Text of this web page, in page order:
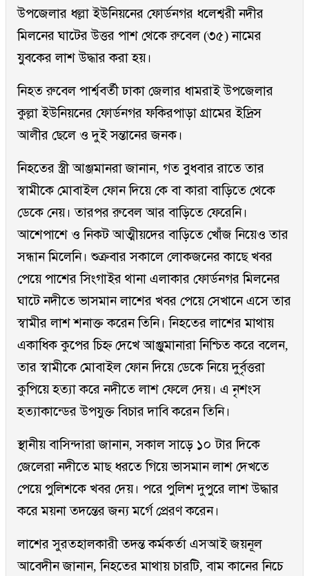
উপজেলার ধল্লা ইউনিয়নের ফোর্ডনগর ধলেশ্বরী নদীর
মিলনের ঘাটের উত্তর পাশ থেকে রুবেল (৩৫) নামের
যুবকের লাশ উদ্ধার করা হয়।
নিহত রুবেল পার্শ্ববর্তী ঢাকা জেলার ধামরাই উপজেলার
কুল্লা ইউনিয়নের ফোর্ডনগর ফকিরপাড়া গ্রামের ইদ্রিস
আলীর ছেলে ও দুই সন্তানের জনক।
নিহতের স্ত্রী আঞ্জমানরা জানান, গত বুধবার রাতে তার
স্বামীকে মোবাইল ফোন দিয়ে কে বা কারা বাড়িতে থেকে
ডেকে নেয়। তারপর রুবেল আর বাড়িতে ফেরেনি।
আশেপাশে ও নিকট আত্মীয়দের বাড়িতে খোঁজ নিয়েও তার
সন্ধান মিলেনি। শুক্রবার সকালে লোকজনের কাছে খবর
পেয়ে পাশের সিংগাইর থানা এলাকার ফোর্ডনগর মিলনের
ঘাটে নদীতে ভাসমান লাশের খবর পেয়ে সেখানে এসে তার
স্বামীর লাশ শনাক্ত করেন তিনি। নিহতের লাশের মাথায়
একাধিক কুপের চিহ্ন দেখে আঞ্জুমানারা নিশ্চিত করে বলেন,
তার স্বামীকে মোবাইল ফোন দিয়ে ডেকে নিয়ে দুর্বৃত্তরা
কুপিয়ে হত্যা করে নদীতে লাশ ফেলে দেয়। এ নৃশংস
হত্যাকান্ডের উপযুক্ত বিচার দাবি করেন তিনি।
স্থানীয় বাসিন্দারা জানান, সকাল সাড়ে ১০ টার দিকে
জেলেরা নদীতে মাছ ধরতে গিয়ে ভাসমান লাশ দেখতে
পেয়ে পুলিশকে খবর দেয়। পরে পুলিশ দুপুরে লাশ উদ্ধার
করে ময়না তদন্তের জন্য মর্গে প্রেরণ করেন।
লাশের সুরতহালকারী তদন্ত কর্মকর্তা এসআই জয়নূল
আবেদীন জানান, নিহতের মাথায় চারটি, বাম কানের নিচে